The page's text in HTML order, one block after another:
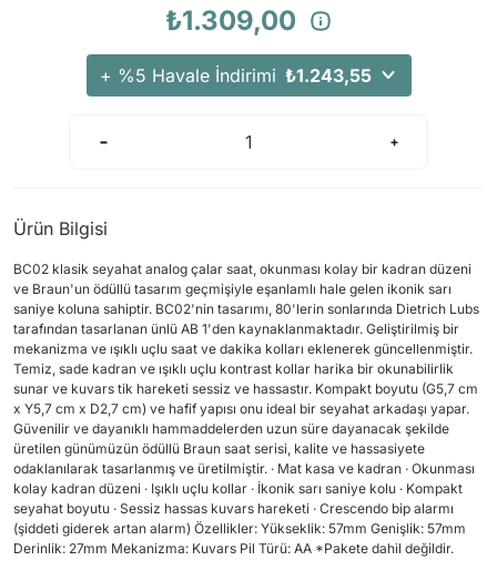
₺1.309,00
+ %5 Havale İndirimi ₺1.243,55
Ürün Bilgisi
BC02 klasik seyahat analog çalar saat, okunması kolay bir kadran düzeni
ve Braun'un ödüllü tasarım geçmişiyle eşanlamlı hale gelen ikonik sarı
saniye koluna sahiptir. BC02'nin tasarımı, 80'lerin sonlarında Dietrich Lubs
tarafından tasarlanan ünlü AB 1'den kaynaklanmaktadır. Geliştirilmiş bir
mekanizma ve ışıklı uçlu saat ve dakika kolları eklenerek güncellenmiştir.
Temiz, sade kadran ve ışıklı uçlu kontrast kollar harika bir okunabilirlik
sunar ve kuvars tik hareketi sessiz ve hassastır. Kompakt boyutu (G5,7 cm
x Y5,7 cm x D2,7 cm) ve hafif yapısı onu ideal bir seyahat arkadaşı yapar.
Güvenilir ve dayanıklı hammaddelerden uzun süre dayanacak şekilde
üretilen günümüzün ödüllü Braun saat serisi, kalite ve hassasiyete
odaklanılarak tasarlanmış ve üretilmiştir. · Mat kasa ve kadran · Okunması
kolay kadran düzeni · Işıklı uçlu kollar · İkonik sarı saniye kolu · Kompakt
seyahat boyutu · Sessiz hassas kuvars hareketi · Crescendo bip alarmı
(şiddeti giderek artan alarm) Özellikler: Yükseklik: 57mm Genişlik: 57mm
Derinlik: 27mm Mekanizma: Kuvars Pil Türü: AA *Pakete dahil değildir.